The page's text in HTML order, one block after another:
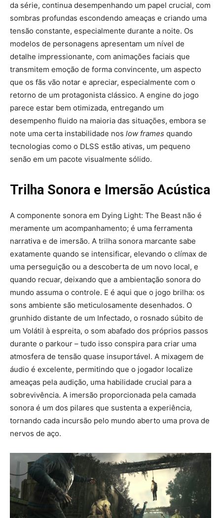
da série, continua desempenhando um papel crucial, com
sombras profundas escondendo ameaças e criando uma
tensão constante, especialmente durante a noite. Os
modelos de personagens apresentam um nível de
detalhe impressionante, com animações faciais que
transmitem emoção de forma convincente, um aspecto
que os fãs vão notar e apreciar, especialmente com o
retorno de um protagonista clássico. A engine do jogo
parece estar bem otimizada, entregando um
desempenho fluido na maioria das situações, embora se
note uma certa instabilidade nos low frames quando
tecnologias como o DLSS estão ativas, um pequeno
senão em um pacote visualmente sólido.
Trilha Sonora e Imersão Acústica
A componente sonora em Dying Light: The Beast não é
meramente um acompanhamento; é uma ferramenta
narrativa e de imersão. A trilha sonora marcante sabe
exatamente quando se intensificar, elevando o clímax de
uma perseguição ou a descoberta de um novo local, e
quando recuar, deixando que a ambientação sonora do
mundo assuma o controle. E é aqui que o jogo brilha: os
sons ambiente são meticulosamente desenhados. O
grunhido distante de um Infectado, o rosnado súbito de
um Volátil à espreita, o som abafado dos próprios passos
durante o parkour – tudo isso conspira para criar uma
atmosfera de tensão quase insuportável. A mixagem de
áudio é excelente, permitindo que o jogador localize
ameaças pela audição, uma habilidade crucial para a
sobrevivência. A imersão proporcionada pela camada
sonora é um dos pilares que sustenta a experiência,
tornando cada incursão pelo mundo aberto uma prova de
nervos de aço.